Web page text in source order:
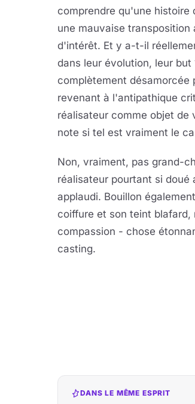
comprendre qu'une histoire
une mauvaise
d'intérêt. Et y a-t-il
dans leur évolution, leur
complètement désamorcée
revenant à l'antipathique
réalisateur comme objet de
note si tel est vraiment le
Non, vraiment, pas grand-
réalisateur pourtant si
applaudi. Bouillon
coiffure et son teint blafard,
compassion - chose
casting.
DANS LE MÊME ESPRIT